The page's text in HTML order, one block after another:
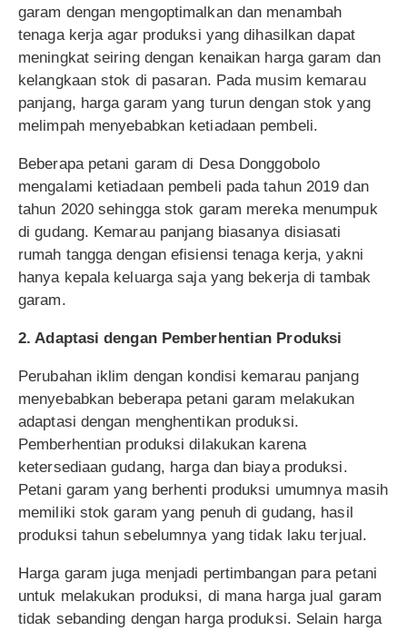
garam dengan mengoptimalkan dan menambah
tenaga kerja agar produksi yang dihasilkan dapat
meningkat seiring dengan kenaikan harga garam dan
kelangkaan stok di pasaran. Pada musim kemarau
panjang, harga garam yang turun dengan stok yang
melimpah menyebabkan ketiadaan pembeli.
Beberapa petani garam di Desa Donggobolo
mengalami ketiadaan pembeli pada tahun 2019 dan
tahun 2020 sehingga stok garam mereka menumpuk
di gudang. Kemarau panjang biasanya disiasati
rumah tangga dengan efisiensi tenaga kerja, yakni
hanya kepala keluarga saja yang bekerja di tambak
garam.
2. Adaptasi dengan Pemberhentian Produksi
Perubahan iklim dengan kondisi kemarau panjang
menyebabkan beberapa petani garam melakukan
adaptasi dengan menghentikan produksi.
Pemberhentian produksi dilakukan karena
ketersediaan gudang, harga dan biaya produksi.
Petani garam yang berhenti produksi umumnya masih
memiliki stok garam yang penuh di gudang, hasil
produksi tahun sebelumnya yang tidak laku terjual.
Harga garam juga menjadi pertimbangan para petani
untuk melakukan produksi, di mana harga jual garam
tidak sebanding dengan harga produksi. Selain harga